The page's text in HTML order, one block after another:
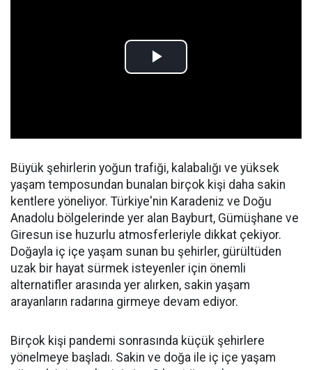
Büyük şehirlerin yoğun trafiği, kalabalığı ve yüksek
yaşam temposundan bunalan birçok kişi daha sakin
kentlere yöneliyor. Türkiye'nin Karadeniz ve Doğu
Anadolu bölgelerinde yer alan Bayburt, Gümüşhane ve
Giresun ise huzurlu atmosferleriyle dikkat çekiyor.
Doğayla iç içe yaşam sunan bu şehirler, gürültüden
uzak bir hayat sürmek isteyenler için önemli
alternatifler arasında yer alırken, sakin yaşam
arayanların radarına girmeye devam ediyor.
Birçok kişi pandemi sonrasında küçük şehirlere
yönelmeye başladı. Sakin ve doğa ile iç içe yaşam